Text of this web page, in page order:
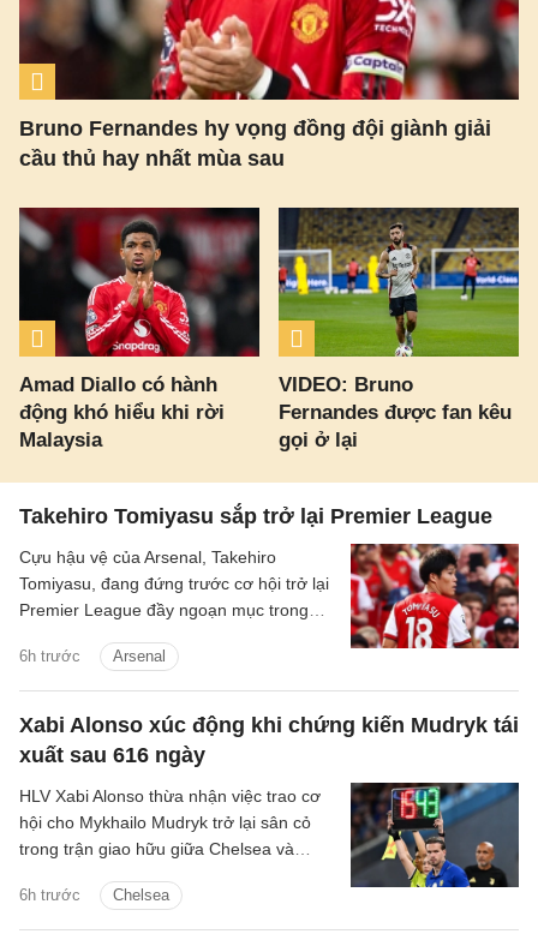
Bruno Fernandes hy vọng đồng đội giành giải
cầu thủ hay nhất mùa sau
Amad Diallo có hành
động khó hiểu khi rời
Malaysia
VIDEO: Bruno
Fernandes được fan kêu
gọi ở lại
Takehiro Tomiyasu sắp trở lại Premier League
6h trước Arsenal
Cựu hậu vệ của Arsenal, Takehiro
Tomiyasu, đang đứng trước cơ hội trở lại
Premier League đầy ngoạn mục trong
Xabi Alonso xúc động khi chứng kiến Mudryk tái
xuất sau 616 ngày
6h trước Chelsea
HLV Xabi Alonso thừa nhận việc trao cơ
hội cho Mykhailo Mudryk trở lại sân cỏ
trong trận giao hữu giữa Chelsea và
xúc đối với toàn đội.